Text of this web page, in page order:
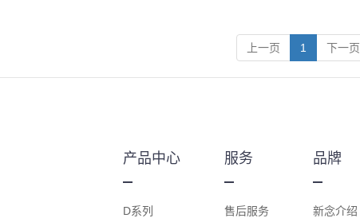
上一页 1 下一页
产品中心
D系列
服务
售后服务
品牌
新念介绍